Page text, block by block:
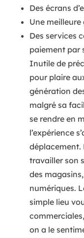
Des écrans
Une
Des services
paiement par
Inutile de
pour plaire
génération
malgré sa
se rendre en
l’expérience
déplacement.
travailler son
des
numériques.
simple lieu
on a le